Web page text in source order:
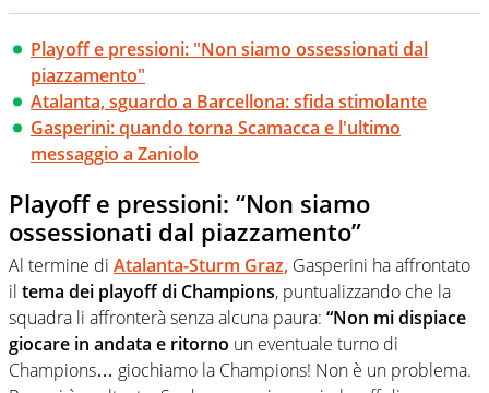
Playoff e pressioni: "Non siamo ossessionati dal
piazzamento"
Atalanta, sguardo a Barcellona: sfida stimolante
Gasperini: quando torna Scamacca e l'ultimo
messaggio a Zaniolo
Playoff e pressioni: “Non siamo
ossessionati dal piazzamento”
Al termine di Atalanta-Sturm Graz, Gasperini ha affrontato
il tema dei playoff di Champions, puntualizzando che la
squadra li affronterà senza alcuna paura: “Non mi dispiace
giocare in andata e ritorno un eventuale turno di
Champions… giochiamo la Champions! Non è un problema.